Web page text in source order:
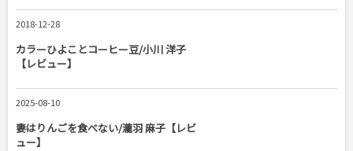
2018-12-28
カラーひよことコーヒー豆/小川 洋子
【レビュー】
2025-08-10
妻はりんごを食べない/瀧羽 麻子【レビ
ュー】